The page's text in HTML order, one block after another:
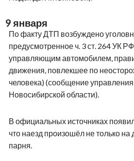
9 января
По факту ДТП возбуждено
предусмотренное ч. 3 ст. 264 УК
управляющим автомобилем,
движения, повлекшее по
человека) (сообщение
Новосибирской области).
В официальных источниках
что наезд произошёл не только на
парня.